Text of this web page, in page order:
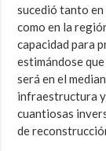
sucedió tanto
como en la
capacidad para
estimándose
será en el
infraestructura
cuantiosas
de